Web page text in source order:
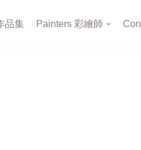
品集 Painters 彩繪師